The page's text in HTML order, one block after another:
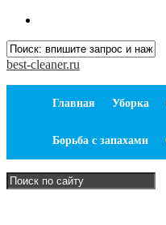
best-cleaner.ru
Главная Уборка
Борьба с запахами